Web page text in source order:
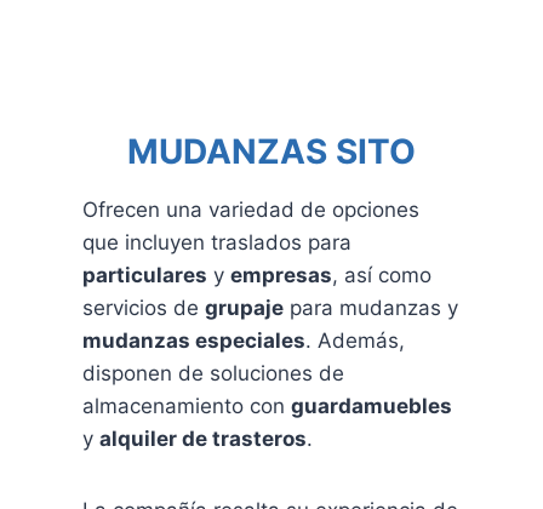
MUDANZAS SITO
Ofrecen una variedad de opciones
que incluyen traslados para
particulares y empresas, así como
servicios de grupaje para mudanzas y
mudanzas especiales. Además,
disponen de soluciones de
almacenamiento con guardamuebles
y alquiler de trasteros.